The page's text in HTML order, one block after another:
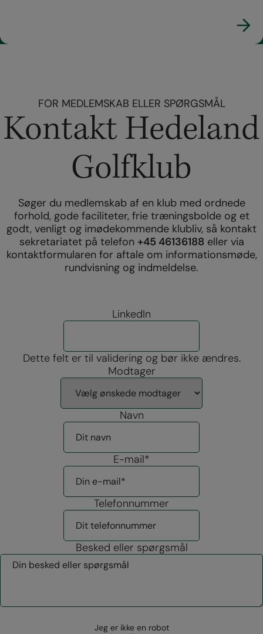
FOR MEDLEMSKAB ELLER SPØRGSMÅL
Kontakt Hedeland
Golfklub
Søger du medlemskab af en klub med ordnede
forhold, gode faciliteter, frie træningsbolde og et
godt, venligt og imødekommende klubliv, så kontakt
sekretariatet på telefon +45 46136188 eller via
kontaktformularen for aftale om informationsmøde,
rundvisning og indmeldelse.
LinkedIn
Dette felt er til validering og bør ikke ændres.
Modtager
Navn
E-mail*
Telefonnummer
Besked eller spørgsmål
Jeg er ikke en robot